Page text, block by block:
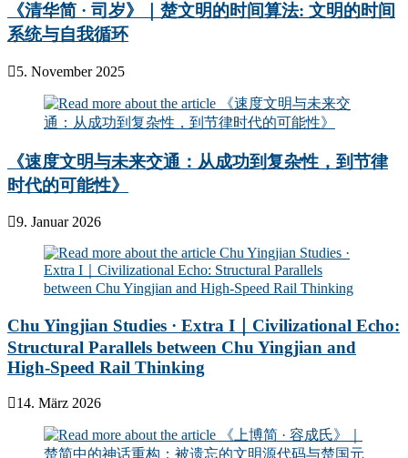
《清华简 · 司岁》｜楚文明的时间算法: 文明的时间
系统与自我循环
5. November 2025
《速度文明与未来交通：从成功到复杂性，到节律
时代的可能性》
9. Januar 2026
Chu Yingjian Studies · Extra I｜Civilizational Echo:
Structural Parallels between Chu Yingjian and
High-Speed Rail Thinking
14. März 2026